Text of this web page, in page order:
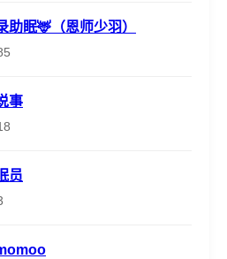
助眠🦌（恩师少羽）
事
员